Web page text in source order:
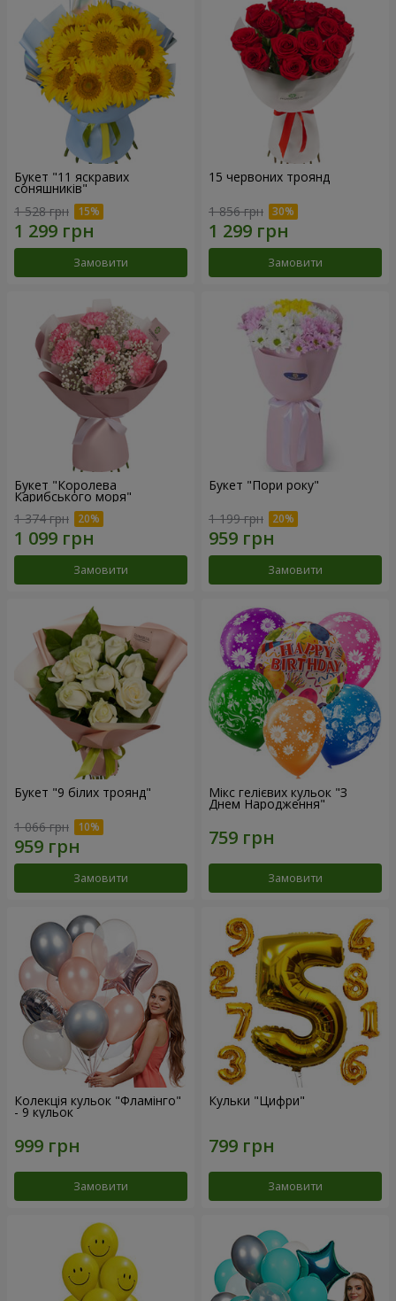
Букет "11 яскравих
соняшників"
1 528 грн
Замовити
15 червоних троянд
1 856 грн
Замовити
Букет "Королева
Карибського моря"
1 374 грн
Замовити
Букет "Пори року"
1 199 грн
Замовити
Букет "9 білих троянд"
1 066 грн
Замовити
Мікс гелієвих кульок "З
Днем Народження"
Замовити
Колекція кульок "Фламінго"
- 9 кульок
Замовити
Кульки "Цифри"
Замовити